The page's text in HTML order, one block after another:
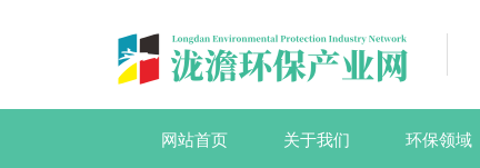
网站首页 关于我们 环保领域